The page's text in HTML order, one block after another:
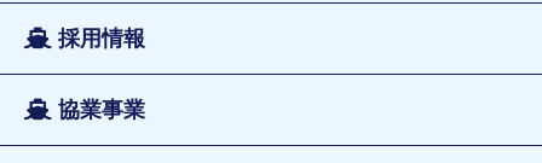
採用情報
協業事業